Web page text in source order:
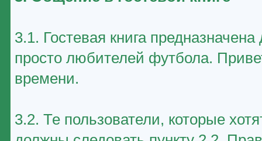
3.1. Гостевая книга
просто любителей футбола.
времени.
3.2. Те пользователи, которые